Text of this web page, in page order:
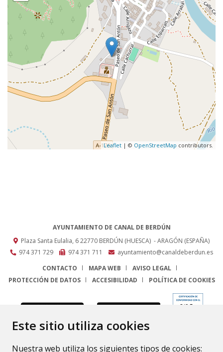
Este sitio utiliza cookies
Nuestra web utiliza los siguientes tipos de cookies:
Leaflet | © OpenStreetMap contributors.
AYUNTAMIENTO DE CANAL DE BERDÚN
Plaza Santa Eulalia, 622770 BERDÚN (HUESCA) - ARAGÓN (ESPAÑA)
974 371 729
974 371 711
ayuntamiento@canaldeberdun.es
CONTACTO
MAPA WEB
AVISO LEGAL
PROTECCIÓN DE DATOS
ACCESIBILIDAD POLÍTICA DE COOKIES